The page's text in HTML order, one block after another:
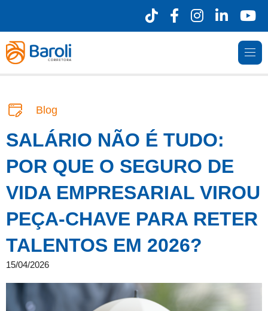
Blog
SALÁRIO NÃO É TUDO:
POR QUE O SEGURO DE
VIDA EMPRESARIAL VIROU
PEÇA-CHAVE PARA RETER
TALENTOS EM 2026?
15/04/2026